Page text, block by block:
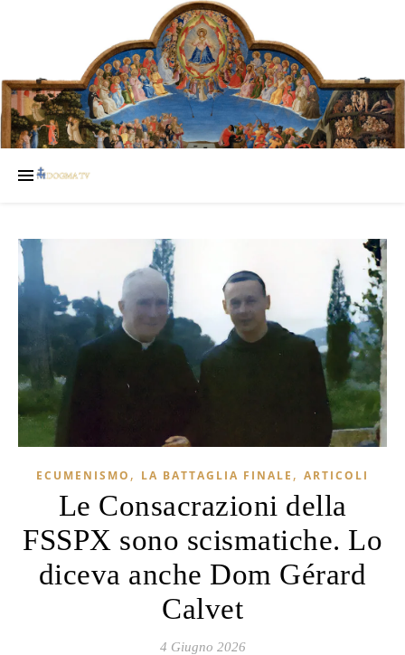
ECUMENISMO , LA BATTAGLIA FINALE , ARTICOLI
Le Consacrazioni della
FSSPX sono scismatiche. Lo
diceva anche Dom Gérard
Calvet
4 Giugno 2026